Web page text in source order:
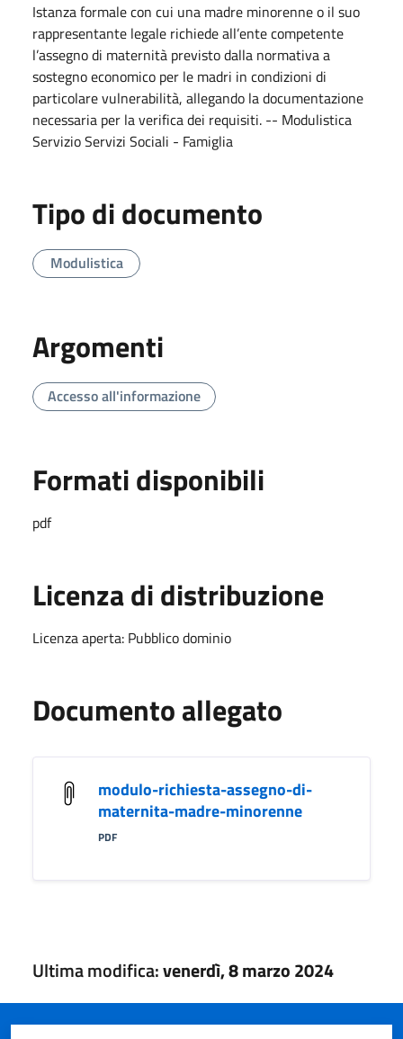
Istanza formale con cui una madre minorenne o il suo
rappresentante legale richiede all’ente competente
l’assegno di maternità previsto dalla normativa a
sostegno economico per le madri in condizioni di
particolare vulnerabilità, allegando la documentazione
necessaria per la verifica dei requisiti. -- Modulistica
Servizio Servizi Sociali - Famiglia
Tipo di documento
Modulistica
Argomenti
Accesso all'informazione
Formati disponibili
pdf
Licenza di distribuzione
Licenza aperta: Pubblico dominio
Documento allegato
modulo-richiesta-assegno-di-
maternita-madre-minorenne
PDF
Ultima modifica:venerdì, 8 marzo 2024